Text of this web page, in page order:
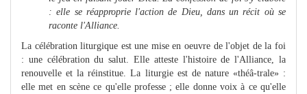
: elle se réapproprie l'action de Dieu, dans un récit où se
raconte l'Alliance.
La célébration liturgique est une mise en oeuvre de l'objet de la foi
: une célébration du salut. Elle atteste l'histoire de l'Alliance, la
renouvelle et la réinstitue. La liturgie est de nature «théâ-trale» :
elle met en scène ce qu'elle professe ; elle donne voix à ce qu'elle